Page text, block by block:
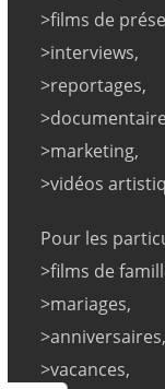
>films de
>interviews,
>reportages,
>marketing,
>vidéos
Pour les
>films de
>mariages,
>anniversaires,
>vacances,